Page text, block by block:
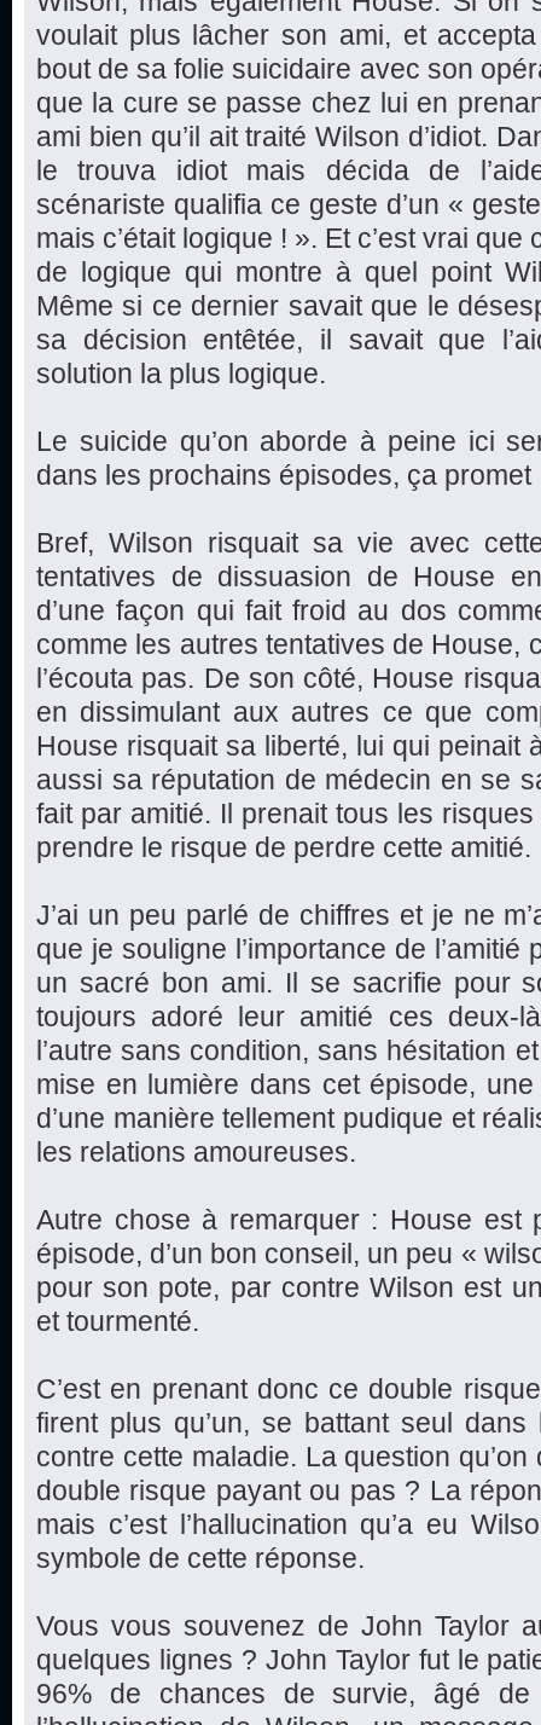
voulait plus lâcher son ami, et
bout de sa folie suicidaire avec son
que la cure se passe chez lui en
ami bien qu’il ait traité Wilson d’idiot.
le trouva idiot mais décida de
scénariste qualifia ce geste d’un «
mais c’était logique ! ». Et c’est vrai que
de logique qui montre à quel point
Même si ce dernier savait que le
sa décision entêtée, il savait que
solution la plus logique.
Le suicide qu’on aborde à peine ici
dans les prochains épisodes, ça promet
Bref, Wilson risquait sa vie avec
tentatives de dissuasion de House
d’une façon qui fait froid au dos
comme les autres tentatives de House,
l’écouta pas. De son côté, House
en dissimulant aux autres ce que
House risquait sa liberté, lui qui peinait
aussi sa réputation de médecin en se
fait par amitié. Il prenait tous les
prendre le risque de perdre cette amitié.
J’ai un peu parlé de chiffres et je ne
que je souligne l’importance de l’amitié
un sacré bon ami. Il se sacrifie pour
toujours adoré leur amitié ces deux-
l’autre sans condition, sans hésitation
mise en lumière dans cet épisode,
d’une manière tellement pudique et
les relations amoureuses.
Autre chose à remarquer : House est
épisode, d’un bon conseil, un peu «
pour son pote, par contre Wilson est
et tourmenté.
C’est en prenant donc ce double
firent plus qu’un, se battant seul
contre cette maladie. La question
double risque payant ou pas ? La
mais c’est l’hallucination qu’a eu
symbole de cette réponse.
Vous vous souvenez de John Taylor
quelques lignes ? John Taylor fut le
96% de chances de survie, âgé